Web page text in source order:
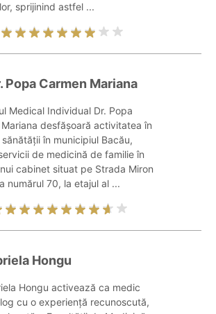
sprijinind astfel ...
Popa Carmen Mariana
Medical Individual Dr. Popa
Mariana desfășoară activitatea în
în municipiul Bacău,
de medicină de familie în
cabinet situat pe Strada Miron
numărul 70, la etajul al ...
Hongu
Hongu activează ca medic
cu o experiență recunoscută,